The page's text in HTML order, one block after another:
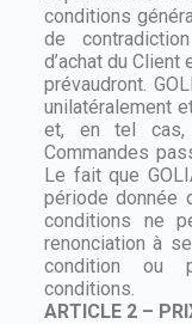
conditions
de
d’achat du Client
prévaudront.
unilatéralement
et, en tel
Commandes
Le fait que
période donnée
conditions ne
renonciation à
condition ou
conditions.
ARTICLE 2 –